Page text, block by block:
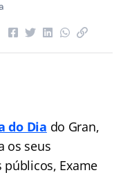
do Dia do Gran,
os seus
Exame